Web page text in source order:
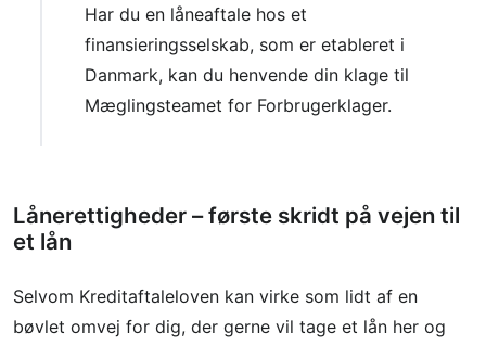
Har du en låneaftale hos et
finansieringsselskab, som er etableret i
Danmark, kan du henvende din klage til
Mæglingsteamet for Forbrugerklager.
Lånerettigheder – første skridt på vejen til
et lån
Selvom Kreditaftaleloven kan virke som lidt af en
bøvlet omvej for dig, der gerne vil tage et lån her og